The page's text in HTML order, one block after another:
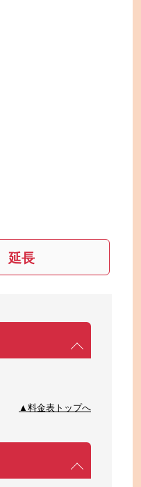
延長
▲料金表トップへ